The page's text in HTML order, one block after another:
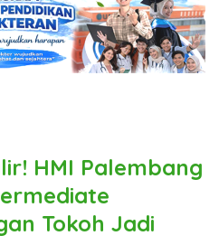
HMI Palembang
Tokoh Jadi